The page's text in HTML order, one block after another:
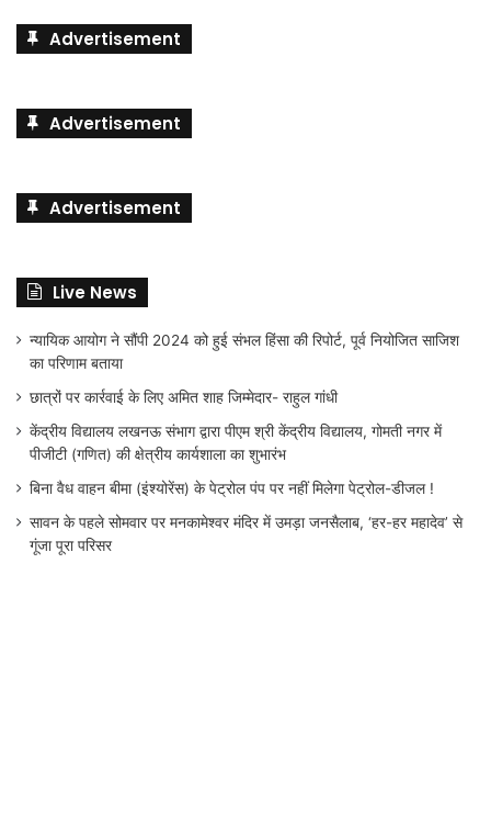
Advertisement
Advertisement
Advertisement
Live News
न्यायिक आयोग ने सौंपी 2024 को हुई संभल हिंसा की रिपोर्ट, पूर्व नियोजित साजिश
का परिणाम बताया
छात्रों पर कार्रवाई के लिए अमित शाह जिम्मेदार- राहुल गांधी
केंद्रीय विद्यालय लखनऊ संभाग द्वारा पीएम श्री केंद्रीय विद्यालय, गोमती नगर में
पीजीटी (गणित) की क्षेत्रीय कार्यशाला का शुभारंभ
बिना वैध वाहन बीमा (इंश्योरेंस) के पेट्रोल पंप पर नहीं मिलेगा पेट्रोल-डीजल !
सावन के पहले सोमवार पर मनकामेश्वर मंदिर में उमड़ा जनसैलाब, ‘हर-हर महादेव’ से
गूंजा पूरा परिसर